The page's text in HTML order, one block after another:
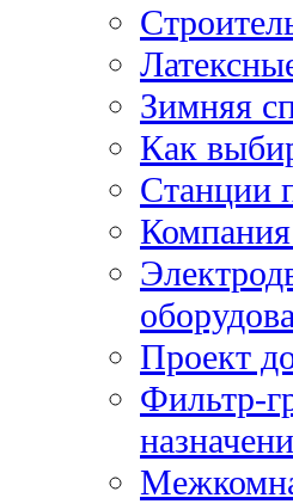
Зимняя
Как
Станции
Проект
Фильтр-